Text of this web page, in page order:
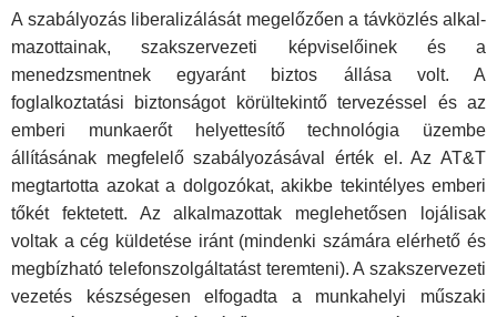
A szabályozás liberalizálását megelőzően a távközlés alkal­
mazottainak, szakszervezeti képviselőinek és a
menedzsment­nek egyaránt biztos állása volt. A
foglalkoztatási biztonságot körültekintő tervezéssel és az
emberi munkaerőt helyettesítő technológia üzembe
állításának megfelelő szabályozásával ér­ték el. Az AT&T
megtartotta azokat a dolgozókat, akikbe te­kintélyes emberi
tőkét fektetett. Az alkalmazottak meglehető­sen lojálisak
voltak a cég küldetése iránt (mindenki számára elérhető és
megbízható telefonszolgáltatást teremteni). A szakszervezeti
vezetés készségesen elfogadta a munkahelyi műszaki